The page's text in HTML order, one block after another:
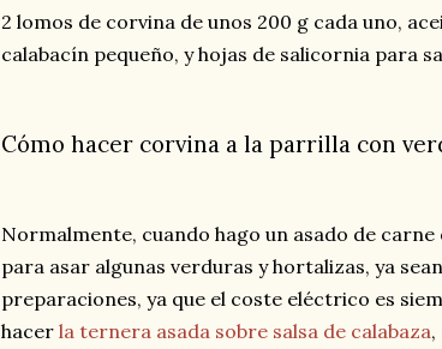
2 lomos de corvina de unos 200 g cada uno,
calabacín pequeño, y hojas de salicornia para
Cómo hacer corvina a la parrilla con
Normalmente, cuando hago un asado de
para asar algunas verduras y hortalizas, ya
preparaciones, ya que el coste eléctrico es
hacer la ternera asada sobre salsa de calabaza,